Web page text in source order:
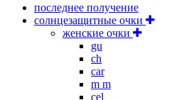
последнее получение
солнцезащитные очки
женские очки
gu
ch
car
m m
cel